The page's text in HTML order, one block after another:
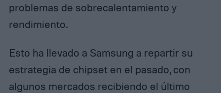
problemas de sobrecalentamiento y
rendimiento.
Esto ha llevado a Samsung a repartir su
estrategia de chipset en el pasado, con
algunos mercados recibiendo el último